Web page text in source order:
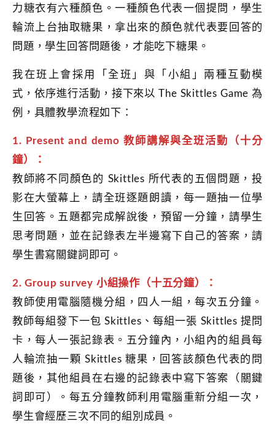
力糖衣有六種顏色。一種顏色代表一個提問，學生
輪流上台抽取糖果，拿出來的顏色就代表要回答的
問題，學生回答問題後，才能吃下糖果。
我在班上會採用「全班」與「小組」兩種互動模
式，依序進行活動，接下來以 The Skittles Game 為
例，具體教學流程如下：
1. Present and demo 教師講解與全班活動（十分
鐘）：
教師將不同顏色的 Skittles 所代表的五個問題，投
影在大螢幕上，請全班逐題朗讀，每一題抽一位學
生回答。五題都完成解說後，預留一分鐘，請學生
思考問題，並在記錄表左半邊寫下自己的答案，請
學生書寫關鍵詞即可。
2. Group survey 小組操作（十五分鐘）：
教師使用電腦隨機分組，四人一組，每次五分鐘。
教師每組發下一包 Skittles、每組一張 Skittles 提問
卡，每人一張記錄表。五分鐘內，小組內的組員每
人輪流抽一顆 Skittles 糖果，回答該顏色代表的問
題後，其他組員在右邊的記錄表中寫下答案（關鍵
詞即可）。每五分鐘教師利用電腦重新分組一次，
學生會經歷三次不同的組別成員。